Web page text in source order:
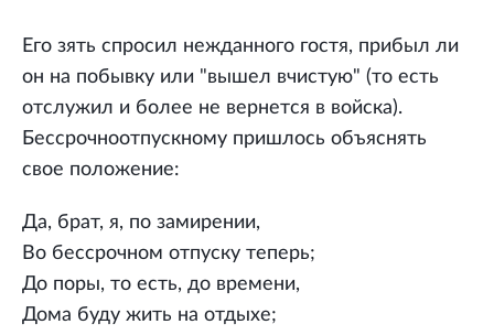
Его зять спросил нежданного гостя, прибыл ли
он на побывку или "вышел вчистую" (то есть
отслужил и более не вернется в войска).
Бессрочноотпускному пришлось объяснять
свое положение:
Да, брат, я, по замирении,
Во бессрочном отпуску теперь;
До поры, то есть, до времени,
Дома буду жить на отдыхе;